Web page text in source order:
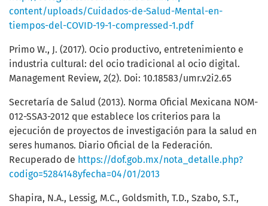
content/uploads/Cuidados-de-Salud-Mental-en-
tiempos-del-COVID-19-1-compressed-1.pdf
Primo W., J. (2017). Ocio productivo, entretenimiento e
industria cultural: del ocio tradicional al ocio digital.
Management Review, 2(2). Doi: 10.18583/umr.v2i2.65
Secretaría de Salud (2013). Norma Oficial Mexicana NOM-
012-SSA3-2012 que establece los criterios para la
ejecución de proyectos de investigación para la salud en
seres humanos. Diario Oficial de la Federación.
Recuperado de https://dof.gob.mx/nota_detalle.php?
codigo=5284148yfecha=04/01/2013
Shapira, N.A., Lessig, M.C., Goldsmith, T.D., Szabo, S.T.,